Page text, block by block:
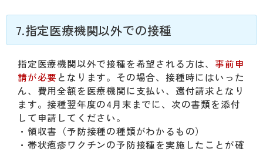
7.指定医療機関以外での接種
指定医療機関以外で接種を希望される方は、事前申
請が必要 となります。その場合、接種時にはいった
ん、費用全額を医療機関に支払い、還付請求となり
ます。接種翌年度の4月末までに、次の書類を添付
して申請してください。
・領収書（予防接種の種類がわかるもの）
・帯状疱疹ワクチンの予防接種を実施したことが確